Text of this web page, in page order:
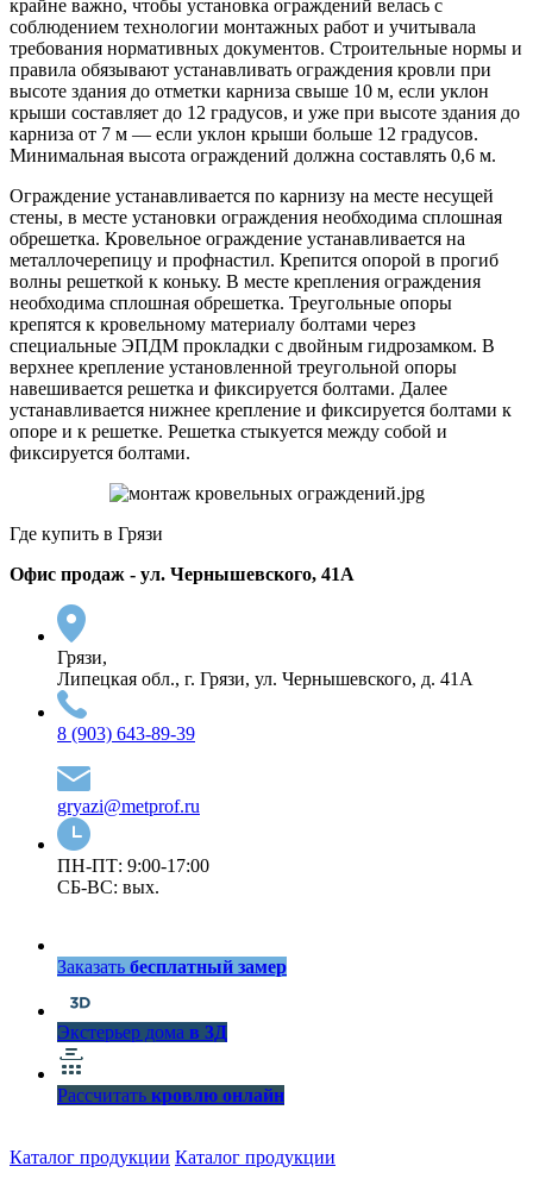
крайне важно, чтобы установка ограждений велась с
соблюдением технологии монтажных работ и учитывала
требования нормативных документов. Строительные нормы и
правила обязывают устанавливать ограждения кровли при
высоте здания до отметки карниза свыше 10 м, если уклон
крыши составляет до 12 градусов, и уже при высоте здания до
карниза от 7 м — если уклон крыши больше 12 градусов.
Минимальная высота ограждений должна составлять 0,6 м.
Ограждение устанавливается по карнизу на месте несущей
стены, в месте установки ограждения необходима сплошная
обрешетка. Кровельное ограждение устанавливается на
металлочерепицу и профнастил. Крепится опорой в прогиб
волны решеткой к коньку. В месте крепления ограждения
необходима сплошная обрешетка. Треугольные опоры
крепятся к кровельному материалу болтами через
специальные ЭПДМ прокладки с двойным гидрозамком. В
верхнее крепление установленной треугольной опоры
навешивается решетка и фиксируется болтами. Далее
устанавливается нижнее крепление и фиксируется болтами к
опоре и к решетке. Решетка стыкуется между собой и
фиксируется болтами.
Где купить в Грязи
Офис продаж - ул. Чернышевского, 41А
Грязи,
Липецкая обл., г. Грязи, ул. Чернышевского, д. 41А
8 (903) 643-89-39
gryazi@metprof.ru
ПН-ПТ: 9:00-17:00
СБ-ВС: вых.
Заказать бесплатный замер
Экстерьер дома в 3Д
Рассчитать кровлю онлайн
Каталог продукции Каталог продукции